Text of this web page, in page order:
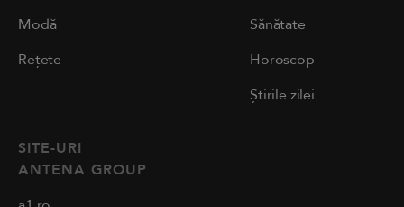
Modă
Rețete
Sănătate
Horoscop
Știrile zilei
SITE-URI
ANTENA GROUP